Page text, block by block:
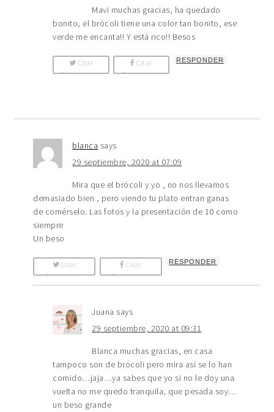
Mavi muchas gracias, ha quedado
bonito, el brócoli tiene una color tan bonito, ese
verde me encanta!! Y está rico!! Besos
Citar
Comentario
Citar
Comentario
RESPONDER
blanca says
29 septiembre, 2020 at 07:09
Mira que el brócoli y yo , no nos llevamos
demasiado bien , pero viendo tu plato entran ganas
de comérselo. Las fotos y la presentación de 10 como
siempre
Un beso
Citar
Comentario
Citar
Comentario
RESPONDER
Juana says
29 septiembre, 2020 at 09:31
Blanca muchas gracias, en casa
tampoco son de brócoli pero mira así se lo han
comido…jaja…ya sabes que yo si no le doy una
vuelta no me quedo tranquila, que pesada soy…
un beso grande